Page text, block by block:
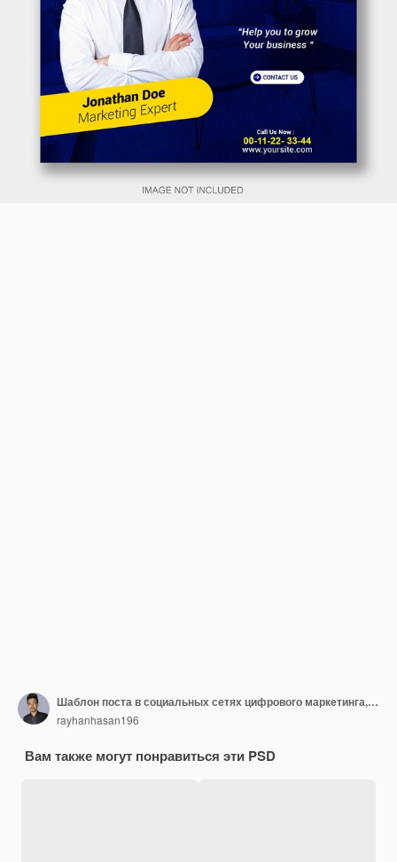
Шаблон поста в социальных сетях цифрового маркетинга, шаблон поста в instagram
rayhanhasan196
Вам также могут понравиться эти PSD